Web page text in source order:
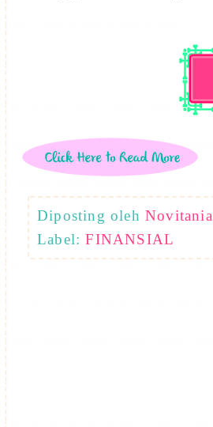
Diposting oleh Novitania
Label:FINANSIAL